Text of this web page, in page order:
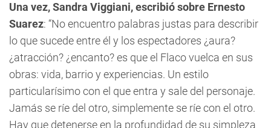
Una vez, Sandra Viggiani, escribió sobre Ernesto
Suarez: “No encuentro palabras justas para describir
lo que sucede entre él y los espectadores ¿aura?
¿atracción? ¿encanto? es que el Flaco vuelca en sus
obras: vida, barrio y experiencias. Un estilo
particularísimo con el que entra y sale del personaje.
Jamás se ríe del otro, simplemente se ríe con el otro.
Hay que detenerse en la profundidad de su simpleza